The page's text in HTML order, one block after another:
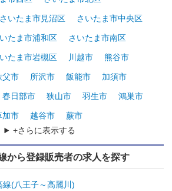
さいたま市見沼区 さいたま市中央区
たま市浦和区 さいたま市南区
たま市岩槻区 川越市 熊谷市
父市 所沢市 飯能市 加須市
春日部市 狭山市 羽生市 鴻巣市
加市 越谷市
蕨市
+さらに表示する
から登録販売者の求人を探す
線(八王子～高麗川)